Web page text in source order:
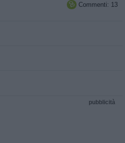
 Commenti: 13
pubblicità